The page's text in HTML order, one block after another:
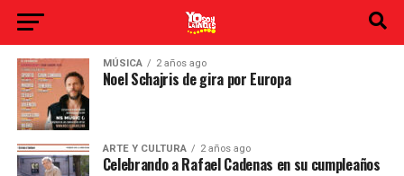
MÚSICA 2 años ago
Noel Schajris de gira por Europa
ARTE Y CULTURA 2 años ago
Celebrando a Rafael Cadenas en su cumpleaños